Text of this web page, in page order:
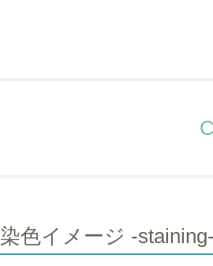
染色イメージ -